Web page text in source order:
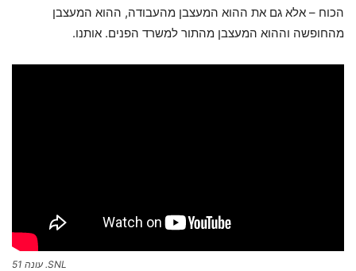
הכוח – אלא גם את ההוא המעצבן מהעבודה, ההוא המעצבן
מהחופשה וההוא המעצבן מהתור למשרד הפנים. אותנו.
SNL. עונה 51